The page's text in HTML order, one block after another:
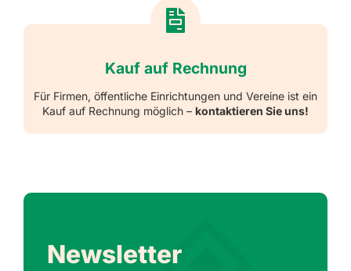
Kauf auf Rechnung
Für Firmen, öffentliche Einrichtungen und Vereine ist ein
Kauf auf Rechnung möglich – kontaktieren Sie uns!
Newsletter